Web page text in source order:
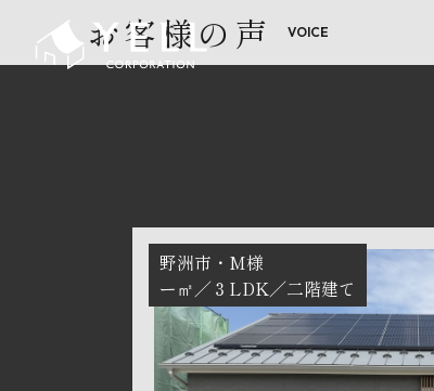
お客様の声
野洲市
M様
ー㎡
３LDK 二階建て